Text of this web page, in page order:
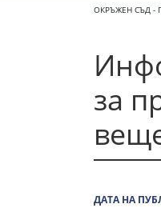
ОКРЪЖЕН СЪД -
за
ДАТА НА